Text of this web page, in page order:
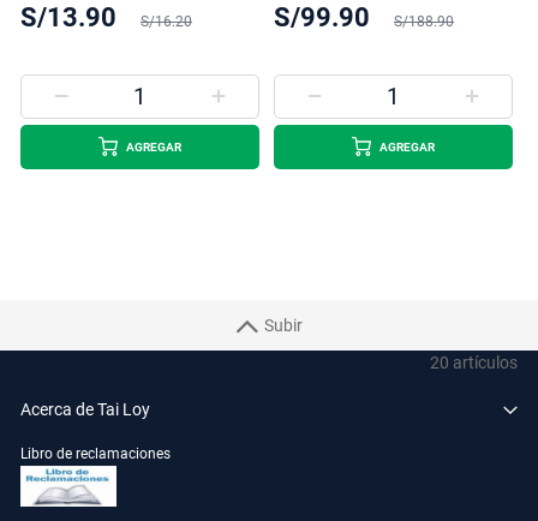
20 artículos
S/13.90 S/16.20
AGREGAR
S/99.90 S/188.90
AGREGAR
Subir
Acerca de Tai Loy
Libro de reclamaciones